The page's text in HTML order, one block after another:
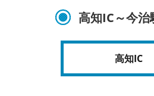
高知IC～今治
高知IC